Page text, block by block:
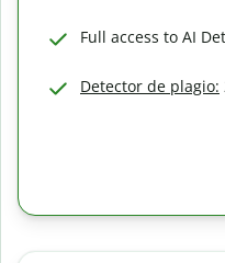
Full access to AI
Detector de plagio: